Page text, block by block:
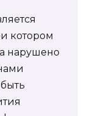
котором
нарушено